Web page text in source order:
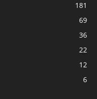
181
69
36
22
12
6